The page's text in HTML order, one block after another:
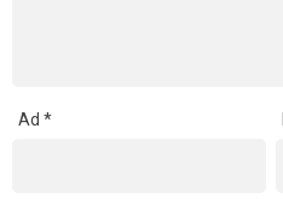
Ad *